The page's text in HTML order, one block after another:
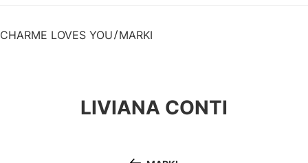
CHARME LOVES YOU MARKI
LIVIANA CONTI